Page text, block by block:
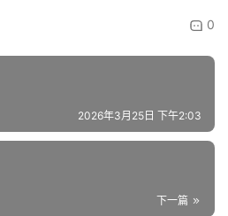
0
2026年3月25日 下午2:03
下一篇